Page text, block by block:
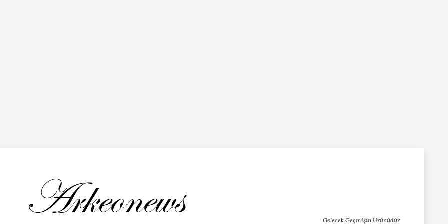
Gelecek Geçmişin Ürünüdür